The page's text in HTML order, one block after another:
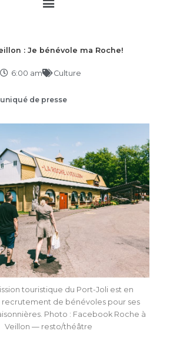
: Je bénévole ma Roche!
6:00 am Culture
de presse
touristique du Port-Joli est en
de bénévoles pour ses
Photo : Facebook Roche à
Veillon — resto/théâtre